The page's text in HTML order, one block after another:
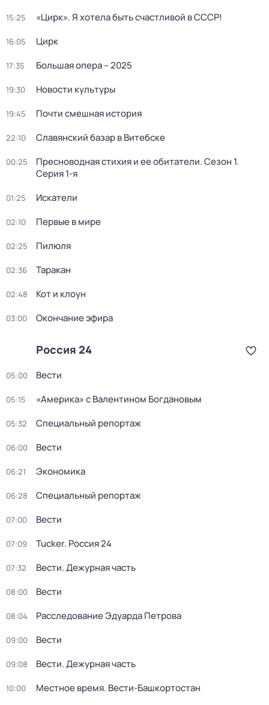
15:25 «Цирк». Я хотела быть счастливой в СССР!
16:05 Цирк
17:35 Большая опера – 2025
19:30 Новости культуры
19:45 Почти смешная история
22:10 Славянский базар в Витебске
00:25 Пресноводная стихия и ее обитатели. Сезон 1.
Серия 1-я
01:25 Искатели
02:10 Первые в мире
02:25 Пилюля
02:36 Таракан
02:48 Кот и клоун
03:00 Окончание эфира
Россия 24
05:00 Вести
05:15 «Америка» с Валентином Богдановым
05:32 Специальный репортаж
06:00 Вести
06:21 Экономика
06:28 Специальный репортаж
07:00 Вести
07:09 Tucker. Россия 24
07:32 Вести. Дежурная часть
08:00 Вести
08:04 Расследование Эдуарда Петрова
09:00 Вести
09:08 Вести. Дежурная часть
10:00 Местное время. Вести-Башкортостан